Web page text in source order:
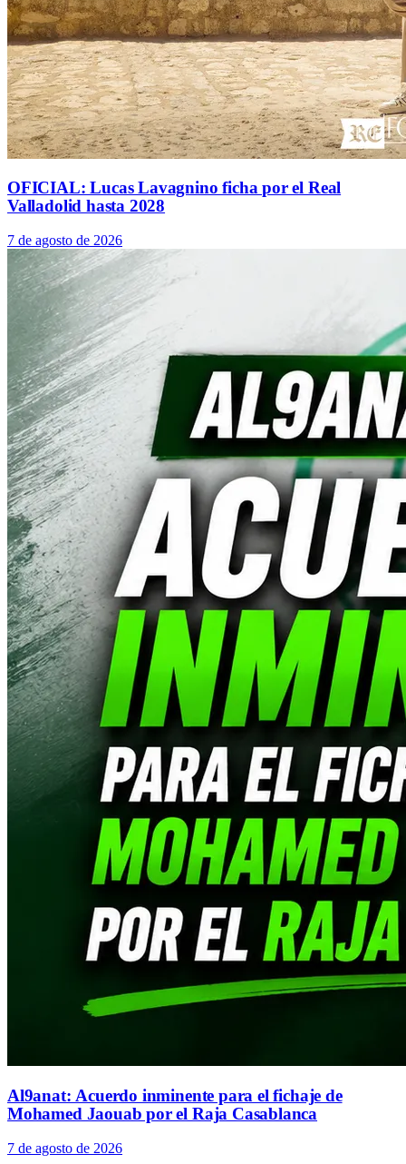
OFICIAL: Lucas Lavagnino ficha por el Real
Valladolid hasta 2028
7 de agosto de 2026
Al9anat: Acuerdo inminente para el fichaje de
Mohamed Jaouab por el Raja Casablanca
7 de agosto de 2026